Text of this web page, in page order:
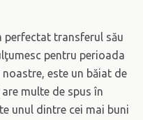
perfectat transferul său
pentru perioada
este un băiat de
multe de spus în
unul dintre cei mai buni